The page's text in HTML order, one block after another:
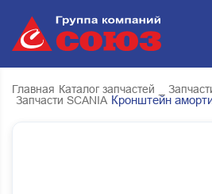
Главная Каталог запчастей
_
Запчасти SCANIA Кронштейн